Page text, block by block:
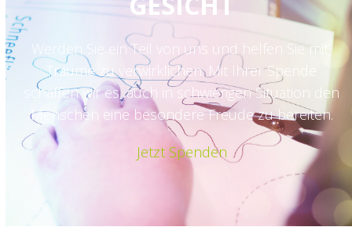
Werden Sie ein Teil von uns und helfen Sie mit,
Träume zu verwirklichen. Mit Ihrer Spende
schaffen wir es, auch in schwierigen Situation den
Menschen eine besondere Freude zu bereiten.
Jetzt Spenden